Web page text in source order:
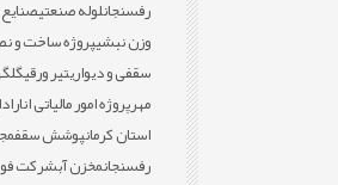
رفسنجانلوله صنعتی
وزن نبشیپروژه ساخت و
سقفی و دیواریتیر ورقی
مهرپروژه امور مالیاتی انار
استان کرمانپوشش سقف
رفسنجانمخزن آبشرکت